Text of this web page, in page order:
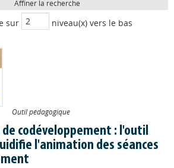
Affiner la recherche
sur niveau(x) vers le bas
Outil pédagogique
de codéveloppement : l'outil
l'animation des séances